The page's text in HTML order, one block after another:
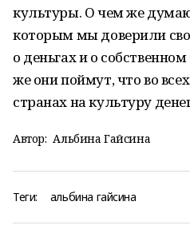
культуры. О чем же
которым мы доверили
о деньгах и о
же они поймут, что во
странах на культуру
Автор: Альбина Гайсина
Теги: альбина гайсина